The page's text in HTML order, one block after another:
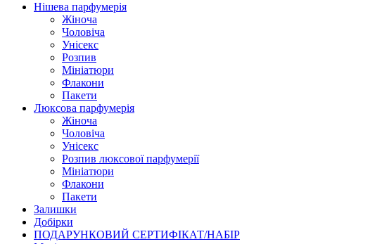
Нішева парфумерія
Жіноча
Чоловіча
Унісекс
Розпив
Мініатюри
Флакони
Пакети
Люксова парфумерія
Жіноча
Чоловіча
Унісекс
Розпив люксової парфумерії
Мініатюри
Флакони
Пакети
Залишки
Добірки
ПОДАРУНКОВИЙ СЕРТИФІКАТ/НАБІР